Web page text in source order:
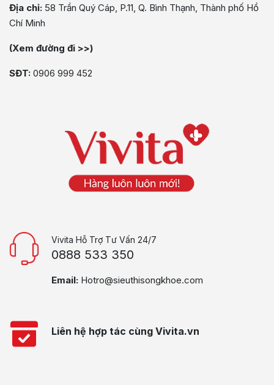
Địa chỉ: 58 Trần Quý Cáp, P.11, Q. Bình Thạnh, Thành phố Hồ
Chí Minh
(Xem đường đi >>)
SĐT: 0906 999 452
Vivita Hỗ Trợ Tư Vấn 24/7
0888 533 350
Email: Hotro@sieuthisongkhoe.com
Liên hệ hợp tác cùng Vivita.vn